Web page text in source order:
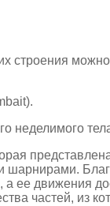
строения
неделимого
шарнирами.
а ее движения
частей, из